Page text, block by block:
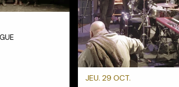
JEU. 29 OCT.